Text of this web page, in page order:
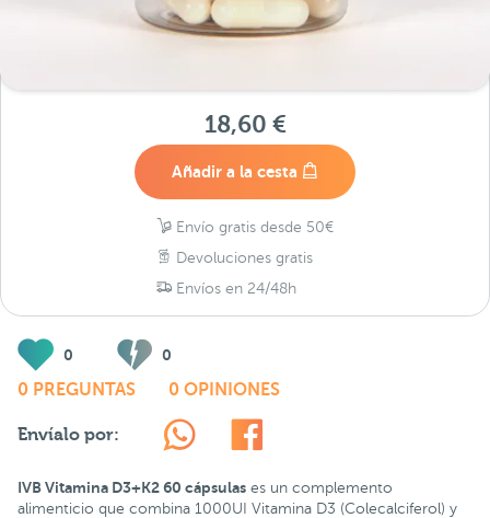
18,60 €
Añadir a la cesta
Envío gratis desde 50€
Devoluciones gratis
Envíos en 24/48h
0 0
0 PREGUNTAS 0 OPINIONES
Envíalo por:
IVB Vitamina D3+K2 60 cápsulas es un complemento
alimenticio que combina 1000UI Vitamina D3 (Colecalciferol) y